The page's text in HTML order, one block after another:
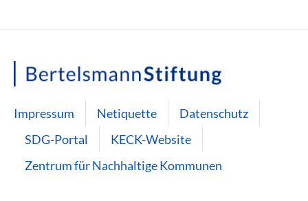
Impressum Netiquette
Datenschutz
SDG-Portal
KECK-Website
Zentrum für Nachhaltige Kommunen